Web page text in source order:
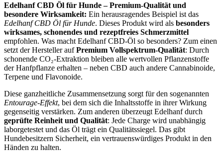
Edelhanf CBD Öl für Hunde – Premium-Qualität und
besondere Wirksamkeit: Ein herausragendes Beispiel ist das
Edelhanf CBD Öl für Hunde. Dieses Produkt wird als besonders
wirksames, schonendes und rezeptfreies Schmerzmittel
empfohlen. Was macht Edelhanf CBD-Öl so besonders? Zum einen
setzt der Hersteller aufPremium Vollspektrum-Qualität: Durch
schonende CO₂-Extraktion bleiben alle wertvollen Pflanzenstoffe
der Hanfpflanze erhalten – neben CBD auch andere Cannabinoide,
Terpene und Flavonoide.
Diese ganzheitliche Zusammensetzung sorgt für den sogenannten
Entourage-Effekt, bei dem sich die Inhaltsstoffe in ihrer Wirkung
gegenseitig verstärken. Zum anderen überzeugt Edelhanf durch
geprüfte Reinheit und Qualität: Jede Charge wird unabhängig
laborgetestet und das Öl trägt ein Qualitätssiegel. Das gibt
Hundebesitzern Sicherheit, ein vertrauenswürdiges Produkt in den
Händen zu halten.